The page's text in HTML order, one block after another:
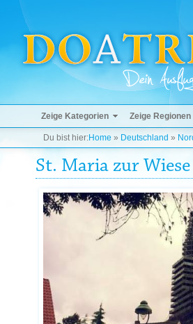
Zeige Kategorien Zeige Regionen
Du bist hier:Home » Deutschland »
St. Maria zur Wiese